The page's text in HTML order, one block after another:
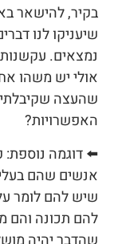
בקיר, להישאר
שיעניקו לנו
נמצאים.
אולי יש משהו
שהעצה שקיבלתי
האפשרויות?
⬅️ דוגמה נוספת:
אנשים שהם
שיש להם לומר
להם תכונה והם